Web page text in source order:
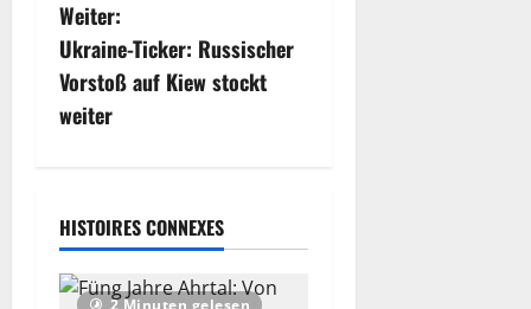
r
a
n
Weiter:
Ukraine-Ticker: Russischer
Vorstoß auf Kiew stockt
weiter
HISTOIRES CONNEXES
2 Minuten gelesen